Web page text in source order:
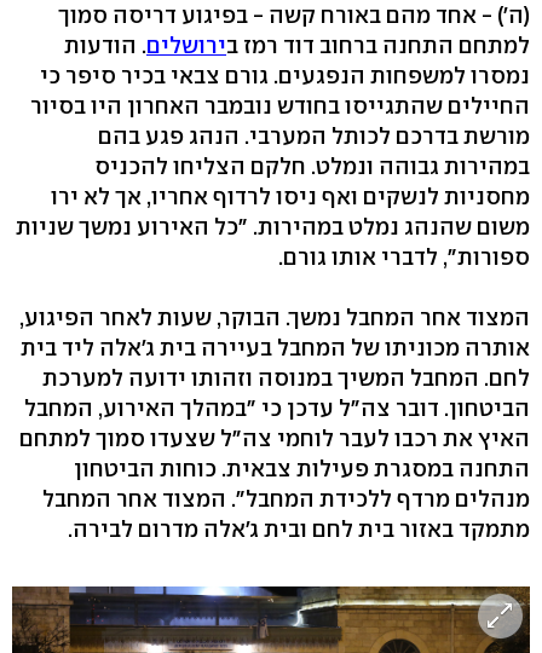
(ה') - אחד מהם באורח קשה - בפיגוע דריסה סמוך
למתחם התחנה ברחוב דוד רמז בירושלים. הודעות
נמסרו למשפחות הנפגעים. גורם צבאי בכיר סיפר כי
החיילים שהתגייסו בחודש נובמבר האחרון היו בסיור
מורשת בדרכם לכותל המערבי. הנהג פגע בהם
במהירות גבוהה ונמלט. חלקם הצליחו להכניס
מחסניות לנשקים ואף ניסו לרדוף אחריו, אך לא ירו
משום שהנהג נמלט במהירות. "כל האירוע נמשך שניות
ספורות", לדברי אותו גורם.
המצוד אחר המחבל נמשך. הבוקר, שעות לאחר הפיגוע,
אותרה מכוניתו של המחבל בעיירה בית ג'אלה ליד בית
לחם. המחבל המשיך במנוסה וזהותו ידועה למערכת
הביטחון. דובר צה"ל עדכן כי "במהלך האירוע, המחבל
האיץ את רכבו לעבר לוחמי צה"ל שצעדו סמוך למתחם
התחנה במסגרת פעילות צבאית. כוחות הביטחון
מנהלים מרדף ללכידת המחבל". המצוד אחר המחבל
מתמקד באזור בית לחם ובית ג'אלה מדרום לבירה.